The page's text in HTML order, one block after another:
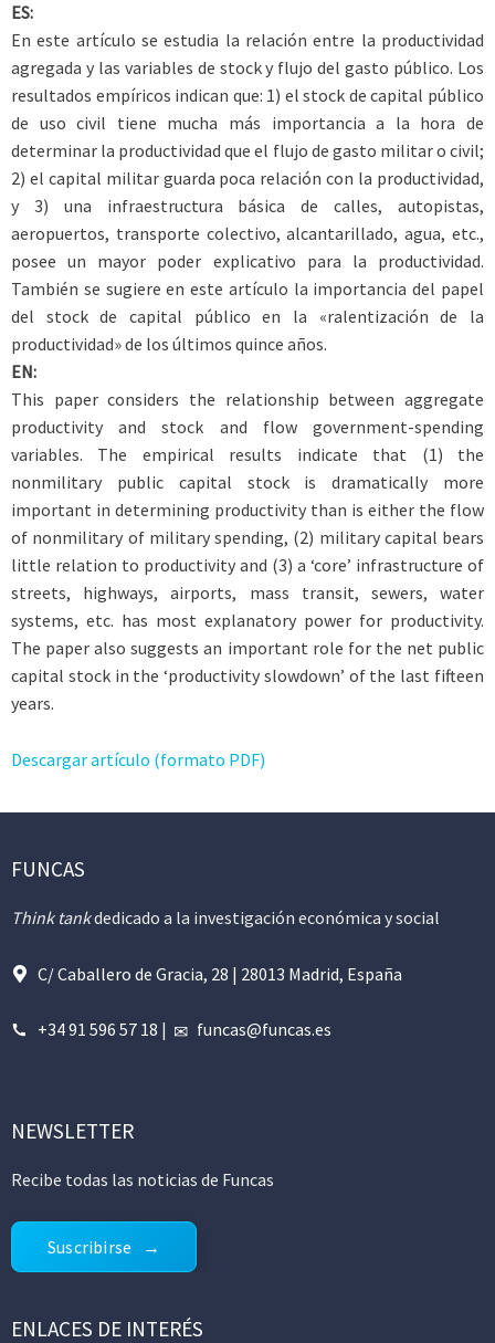
ES:
En este artículo se estudia la relación entre la productividad
agregada y las variables de stock y flujo del gasto público. Los
resultados empíricos indican que: 1) el stock de capital público
de uso civil tiene mucha más importancia a la hora de
determinar la productividad que el flujo de gasto militar o civil;
2) el capital militar guarda poca relación con la productividad,
y 3) una infraestructura básica de calles, autopistas,
aeropuertos, transporte colectivo, alcantarillado, agua, etc.,
posee un mayor poder explicativo para la productividad.
También se sugiere en este artículo la importancia del papel
del stock de capital público en la «ralentización de la
productividad» de los últimos quince años.
EN:
This paper considers the relationship between aggregate
productivity and stock and flow government-spending
variables. The empirical results indicate that (1) the
nonmilitary public capital stock is dramatically more
important in determining productivity than is either the flow
of nonmilitary of military spending, (2) military capital bears
little relation to productivity and (3) a ‘core’ infrastructure of
streets, highways, airports, mass transit, sewers, water
systems, etc. has most explanatory power for productivity.
The paper also suggests an important role for the net public
capital stock in the ‘productivity slowdown’ of the last fifteen
years.
Descargar artículo (formato PDF)
FUNCAS
Think tankdedicado a la investigación económica y social
C/ Caballero de Gracia, 28 | 28013 Madrid, España
+34 91 596 57 18 | funcas@funcas.es
NEWSLETTER
Recibe todas las noticias de Funcas
Suscribirse
ENLACES DE INTERÉS